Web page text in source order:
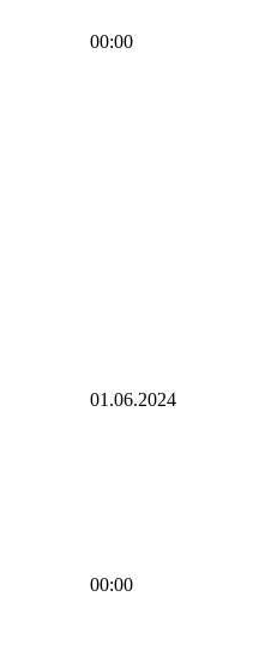
00:00
01.06.2024
00:00